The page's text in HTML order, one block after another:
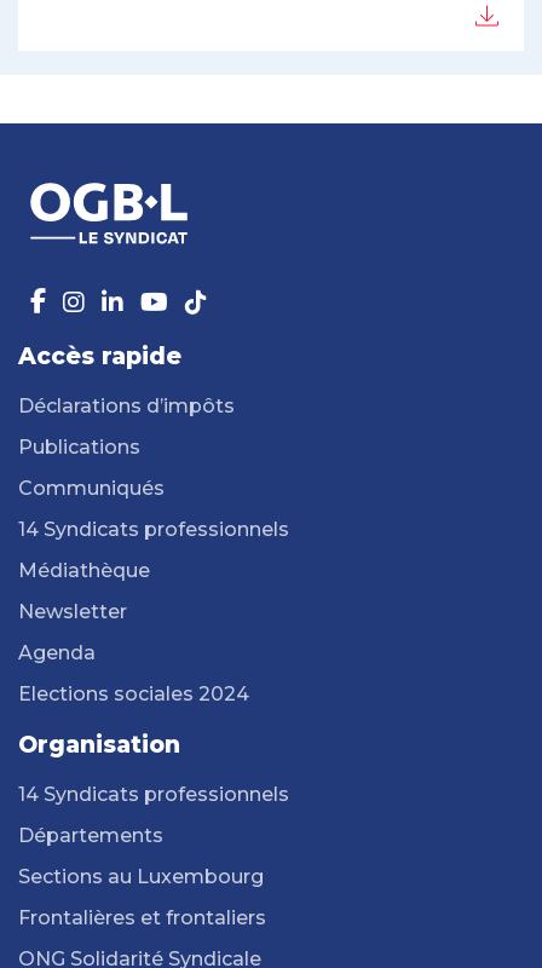
Accès rapide
Déclarations d’impôts
Publications
Communiqués
14 Syndicats professionnels
Médiathèque
Newsletter
Agenda
Elections sociales 2024
Organisation
14 Syndicats professionnels
Départements
Sections au Luxembourg
Frontalières et frontaliers
ONG Solidarité Syndicale